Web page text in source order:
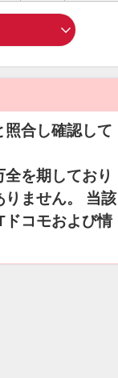
合し確認して
を期しており
りません。 当該
ドコモおよび情